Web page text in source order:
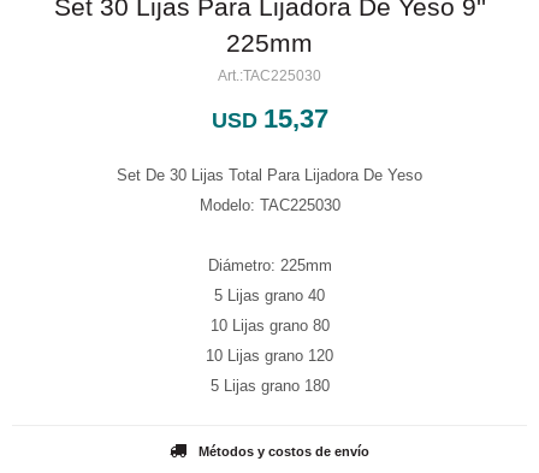
Set 30 Lijas Para Lijadora De Yeso 9''
225mm
TAC225030
USD 15,37
Set De 30 Lijas Total Para Lijadora De Yeso
Modelo: TAC225030
Diámetro: 225mm
5 Lijas grano 40
10 Lijas grano 80
10 Lijas grano 120
5 Lijas grano 180
Métodos y costos de envío